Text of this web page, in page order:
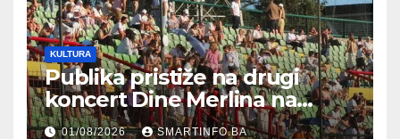
KULTURA
Publika pristiže na drugi
koncert Dine Merlina na
Koševu
01/08/2026 SMARTINFO.BA